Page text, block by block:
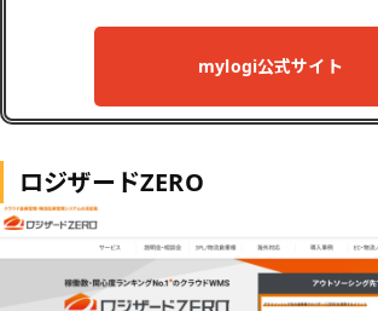
mylogi公式サイト
ロジザードZERO